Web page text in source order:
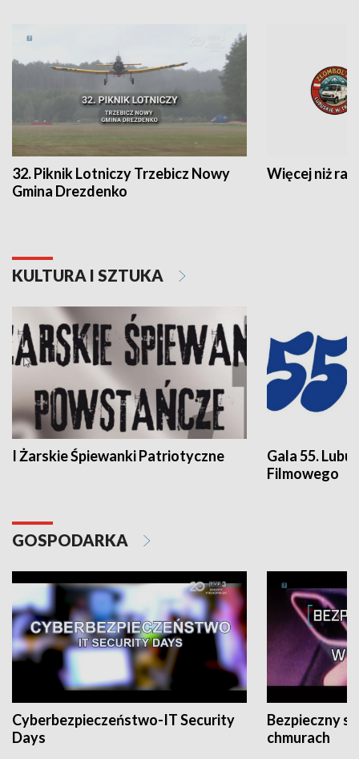
32. Piknik Lotniczy Trzebicz Nowy
Gmina Drezdenko
Więcej niż rajd
KULTURA I SZTUKA
I Żarskie Śpiewanki Patriotyczne
Gala 55.
Filmowego
GOSPODARKA
Cyberbezpieczeństwo-IT Security
Days
Bezpieczny
chmurach